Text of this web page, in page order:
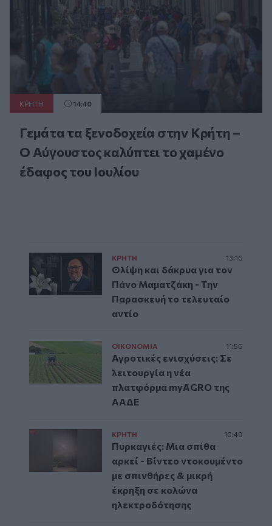
ΚΡΗΤΗ 14:40
Γεμάτα τα ξενοδοχεία στην Κρήτη –
Ο Αύγουστος καλύπτει το χαμένο
έδαφος του Ιουλίου
ΚΡΗΤΗ 13:16
Θλίψη και δάκρυα για τον
Πάνο Μαματζάκη - Την
Παρασκευή το τελευταίο
αντίο
ΟΙΚΟΝΟΜΙΑ 11:56
Αγροτικές ενισχύσεις: Σε
λειτουργία η νέα
πλατφόρμα myAGRO της
ΑΑΔΕ
ΚΡΗΤΗ 10:49
Πυρκαγιές: Μια σπίθα
αρκεί - Βίντεο ντοκουμέντο
με σπινθήρες & μικρή
έκρηξη σε κολώνα
ηλεκτροδότησης